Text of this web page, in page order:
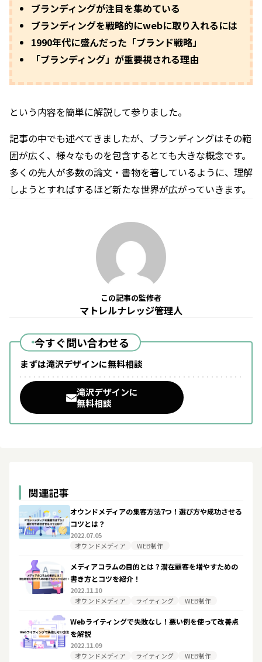
ブランディングが注目を集めている
ブランディングを戦略的にwebに取り入れるには
1990年代に盛んだった「ブランド戦略」
「ブランディング」が重要視される理由
という内容を簡単に解説して参りました。
記事の中でも述べてきましたが、ブランディングはその範
囲が広く、様々なものを包含するとても大きな概念です。
多くの先人が多数の論文・書物を著しているように、理解
しようとすればするほど新たな世界が広がっていきます。
この記事の監修者
マトレルナレッジ管理人
今すぐ問い合わせる
まずは滝沢デザインに無料相談
滝沢デザインに
無料相談
関連記事
オウンドメディアの集客方法7つ！選び方や成功させる
コツとは？
2022.07.05
オウンドメディア
WEB制作
メディアコラムの目的とは？潜在顧客を増やすための
書き方とコツを紹介！
2022.11.10
オウンドメディア
ライティング WEB制作
Webライティングで失敗なし！悪い例を使って改善点
を解説
2022.11.09
オウンドメディア
ライティング WEB制作